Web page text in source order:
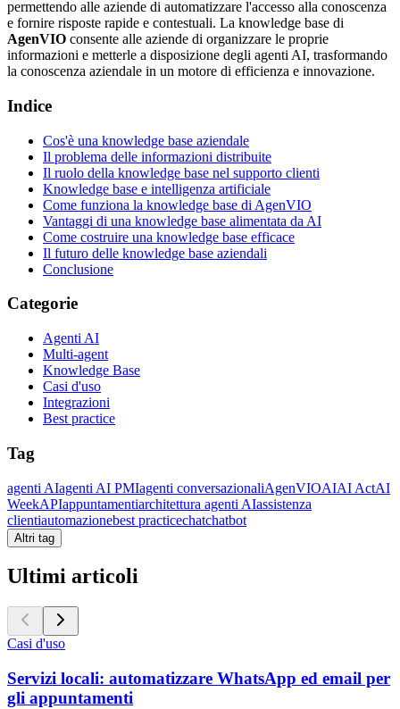
permettendo alle aziende di automatizzare l'accesso alla conoscenza
e fornire risposte rapide e contestuali. La knowledge base di
AgenVIO consente alle aziende di organizzare le proprie
informazioni e metterle a disposizione degli agenti AI, trasformando
la conoscenza aziendale in un motore di efficienza e innovazione.
Indice
Cos'è una knowledge base aziendale
Il problema delle informazioni distribuite
Il ruolo della knowledge base nel supporto clienti
Knowledge base e intelligenza artificiale
Come funziona la knowledge base di AgenVIO
Vantaggi di una knowledge base alimentata da AI
Come costruire una knowledge base efficace
Il futuro delle knowledge base aziendali
Conclusione
Categorie
Agenti AI
Multi-agent
Knowledge Base
Casi d'uso
Integrazioni
Best practice
Tag
agenti AIagenti AI PMIagenti conversazionaliAgenVIOAIAI ActAI
WeekAPIappuntamentiarchitettura agenti AIassistenza
clientiautomazionebest practicechatchatbot
Altri tag
Ultimi articoli
Casi d'uso
Servizi locali: automatizzare WhatsApp ed email per
gli appuntamenti